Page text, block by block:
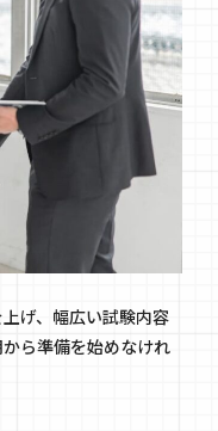
げ、幅広い試験内容
ら準備を始めなけれ